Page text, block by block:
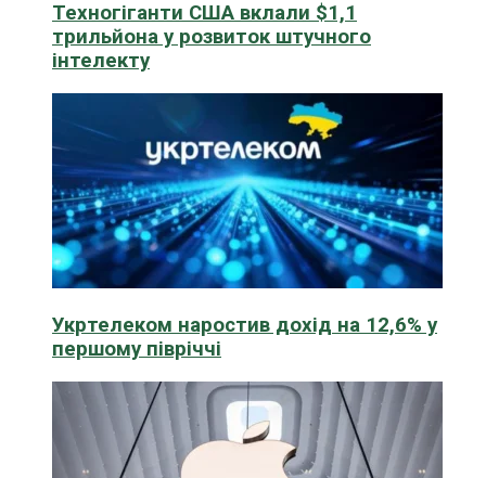
Техногіганти США вклали $1,1
трильйона у розвиток штучного
інтелекту
Укртелеком наростив дохід на 12,6% у
першому півріччі